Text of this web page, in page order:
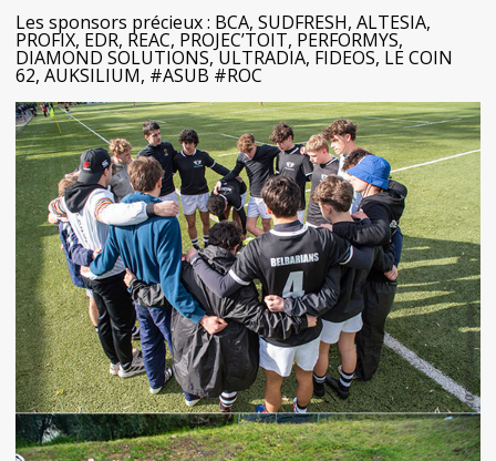
Les sponsors précieux : BCA, SUDFRESH, ALTESIA,
PROFIX, EDR, REAC, PROJEC’TOIT, PERFORMYS,
DIAMOND SOLUTIONS, ULTRADIA, FIDEOS, LE COIN
62, AUKSILIUM, #ASUB #ROC